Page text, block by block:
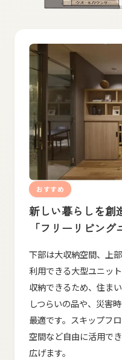
おすすめ
新しい​暮らしを​創
「フリーリビング
下部は​大収納​空間、​上
利用できる​大型ユニッ
収納できる​ため、​住ま
しつらいの​品や、​災害
最適です。​スキップフ
空間など​自由に​活用で
広げます。